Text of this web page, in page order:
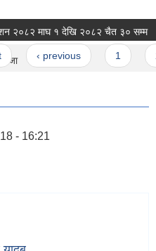
२०८२ माघ १ देखि २०८२ चैत ३० सम्म
‹ previous
- 16:21